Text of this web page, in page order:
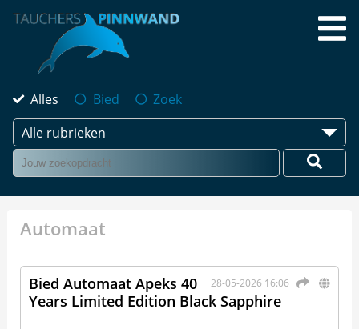
Alles Bied
Zoek
Alle rubrieken
Automaat
28-05-2026 16:06
Bied Automaat Apeks 40
Years Limited Edition Black Sapphire